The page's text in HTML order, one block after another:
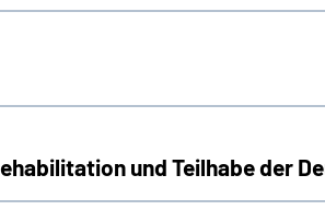
und Teilhabe der